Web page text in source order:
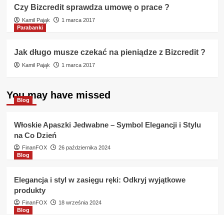
Czy Bizcredit sprawdza umowę o prace ?
Kamil Pająk
1 marca 2017
Parabanki
Jak długo musze czekać na pieniądze z Bizcredit ?
Kamil Pająk 1 marca 2017
You may have missed
Blog
Włoskie Apaszki Jedwabne – Symbol Elegancji i Stylu
na Co Dzień
FinanFOX
26 października 2024
Blog
Elegancja i styl w zasięgu ręki: Odkryj wyjątkowe
produkty
FinanFOX
18 września 2024
Blog